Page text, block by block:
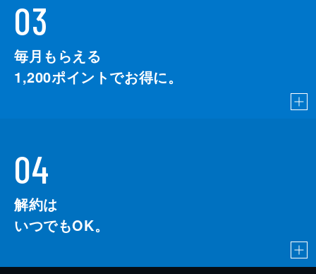
03
毎月もらえる
1,200ポイントでお得に。
04
解約は
いつでもOK。